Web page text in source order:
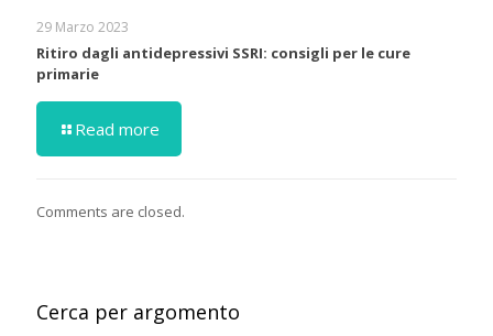
29 Marzo 2023
Ritiro dagli antidepressivi SSRI: consigli per le cure
primarie
Read more
Comments are closed.
Cerca per argomento